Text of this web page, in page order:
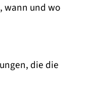
wann und wo
die die